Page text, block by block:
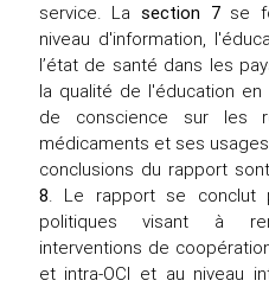
service. La section 7se
niveau d'information,
l’état de santé dans les
la qualité de l'éducation
de conscience sur les
médicaments et ses
conclusions du rapport
8. Le rapport se conclut
politiques visant à
interventions de
et intra-OCI et au niveau